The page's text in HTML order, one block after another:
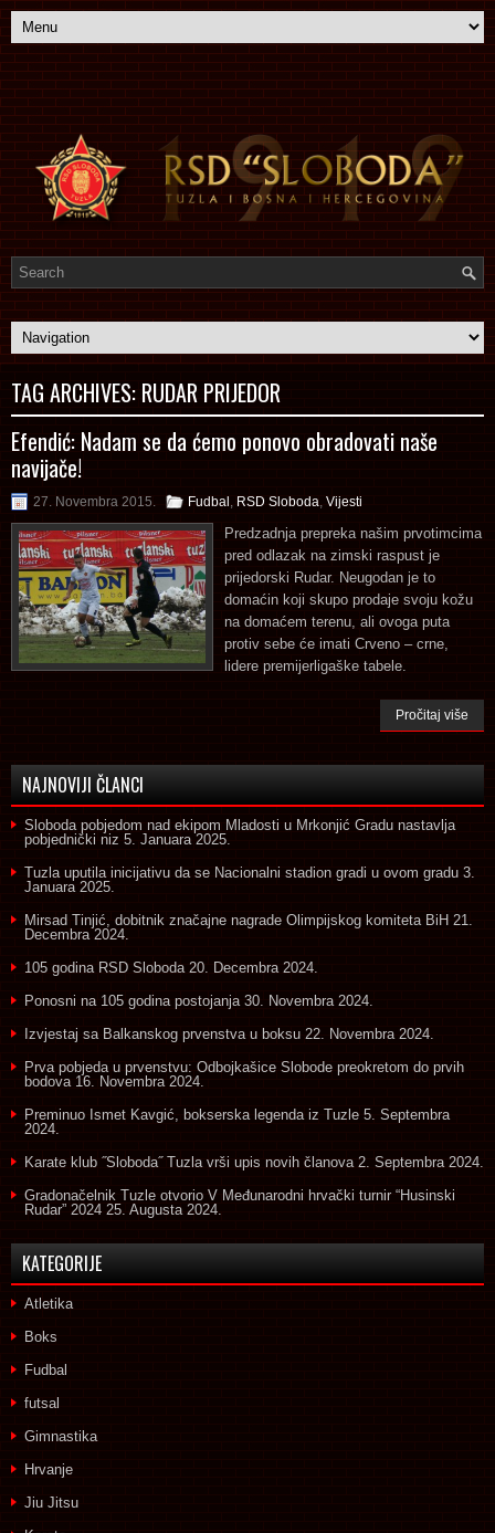
TAG ARCHIVES: RUDAR PRIJEDOR
Efendić: Nadam se da ćemo ponovo obradovati naše
navijače!
27. Novembra 2015. Fudbal RSD Sloboda Vijesti
Predzadnja prepreka našim prvotimcima
pred odlazak na zimski raspust je
prijedorski Rudar. Neugodan je to
domaćin koji skupo prodaje svoju kožu
na domaćem terenu, ali ovoga puta
protiv sebe će imati Crveno – crne,
lidere premijerligaške tabele.
Pročitaj više
NAJNOVIJI ČLANCI
Sloboda pobjedom nad ekipom Mladosti u Mrkonjić Gradu nastavlja
pobjednički niz 5. Januara 2025.
Tuzla uputila inicijativu da se Nacionalni stadion gradi u ovom gradu 3.
Januara 2025.
Mirsad Tinjić, dobitnik značajne nagrade Olimpijskog komiteta BiH 21.
Decembra 2024.
105 godina RSD Sloboda 20. Decembra 2024.
Ponosni na 105 godina postojanja 30. Novembra 2024.
Izvjestaj sa Balkanskog prvenstva u boksu 22. Novembra 2024.
Prva pobjeda u prvenstvu: Odbojkašice Slobode preokretom do prvih
bodova 16. Novembra 2024.
Preminuo Ismet Kavgić, bokserska legenda iz Tuzle 5. Septembra
2024.
Karate klub ˝Sloboda˝ Tuzla vrši upis novih članova 2. Septembra 2024.
Gradonačelnik Tuzle otvorio V Međunarodni hrvački turnir “Husinski
Rudar” 2024 25. Augusta 2024.
KATEGORIJE
Atletika
Boks
Fudbal
futsal
Gimnastika
Hrvanje
Jiu Jitsu